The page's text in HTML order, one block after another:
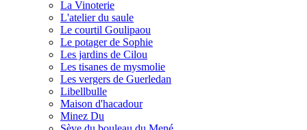
La Vinoterie
L'atelier du saule
Le courtil Goulipaou
Le potager de Sophie
Les jardins de Cilou
Les tisanes de mysmolie
Les vergers de Guerledan
Libellbulle
Maison d'hacadour
Minez Du